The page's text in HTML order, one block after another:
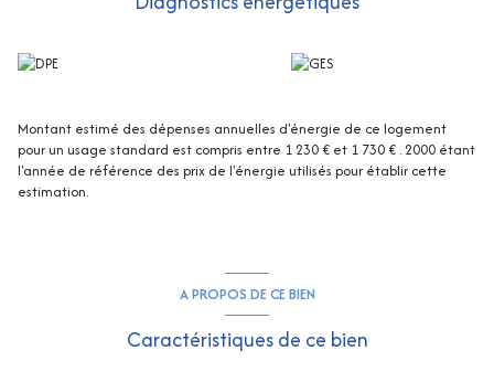
Montant estimé des dépenses annuelles d'énergie de ce logement
pour un usage standard est compris entre 1 230 € et 1 730 € . 2000 étant
l'année de référence des prix de l'énergie utilisés pour établir cette
estimation.
A PROPOS DE CE BIEN
Caractéristiques de ce bien